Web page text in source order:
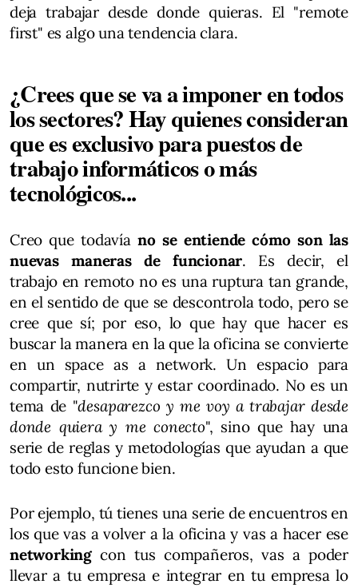
deja trabajar desde donde quieras. El "remote
first" es algo una tendencia clara.
¿Crees que se va a imponer en todos
los sectores? Hay quienes consideran
que es exclusivo para puestos de
trabajo informáticos o más
tecnológicos...
Creo que todavíano se entiende cómo son las
nuevas maneras de funcionar. Es decir, el
trabajo en remoto no es una ruptura tan grande,
en el sentido de que se descontrola todo, pero se
cree que sí; por eso, lo que hay que hacer es
buscar la manera en la que la oficina se convierte
en un space as a network. Un espacio para
compartir, nutrirte y estar coordinado. No es un
tema de "desaparezco y me voy a trabajar desde
donde quiera y me conecto", sino que hay una
serie de reglas y metodologías que ayudan a que
todo esto funcione bien.
Por ejemplo, tú tienes una serie de encuentros en
los que vas a volver a la oficina y vas a hacer ese
networking con tus compañeros, vas a poder
llevar a tu empresa e integrar en tu empresa lo